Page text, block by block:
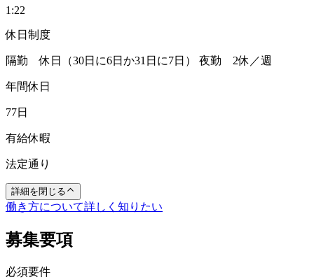
1:22
休日制度
隔勤 休日（30日に6日か31日に7日） 夜勤 2休／週
年間休日
77日
有給休暇
法定通り
詳細を閉じる
働き方について詳しく知りたい
募集要項
必須要件